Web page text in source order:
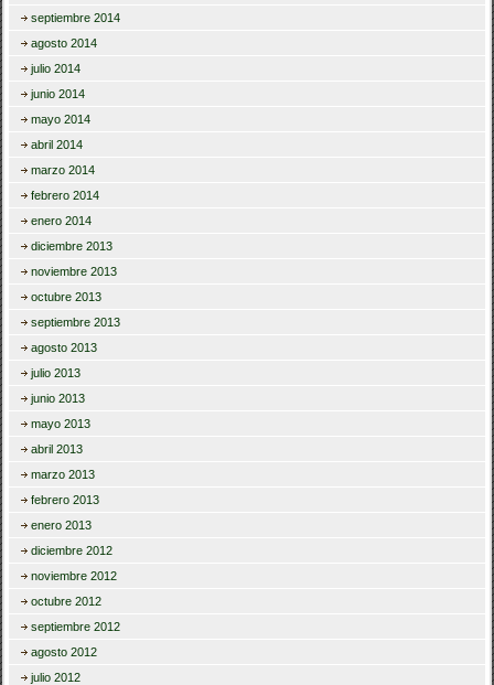
septiembre 2014
agosto 2014
julio 2014
junio 2014
mayo 2014
abril 2014
marzo 2014
febrero 2014
enero 2014
diciembre 2013
noviembre 2013
octubre 2013
septiembre 2013
agosto 2013
julio 2013
junio 2013
mayo 2013
abril 2013
marzo 2013
febrero 2013
enero 2013
diciembre 2012
noviembre 2012
octubre 2012
septiembre 2012
agosto 2012
julio 2012